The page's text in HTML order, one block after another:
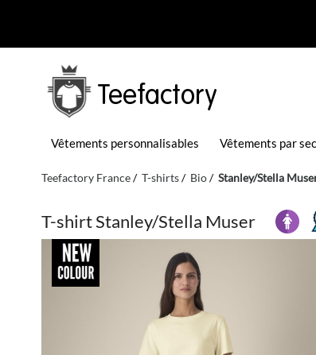
Teefactory
Vêtements personnalisables Vêtements par
Teefactory France T-shirts Bio Stanley/Stella
T-shirt Stanley/Stella Muser